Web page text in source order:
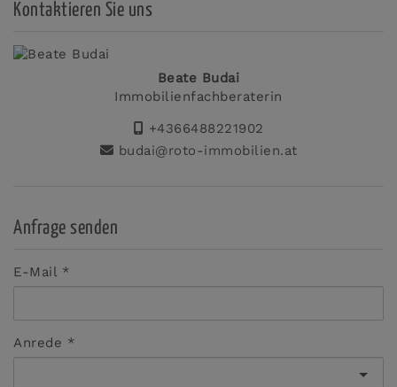
Kontaktieren Sie uns
Beate Budai
Immobilienfachberaterin
+4366488221902
budai@roto-immobilien.at
Anfrage senden
E-Mail
Anrede